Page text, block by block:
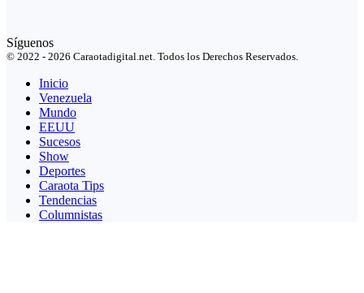
Síguenos
© 2022 - 2026 Caraotadigital.net. Todos los Derechos Reservados.
Inicio
Venezuela
Mundo
EEUU
Sucesos
Show
Deportes
Caraota Tips
Tendencias
Columnistas